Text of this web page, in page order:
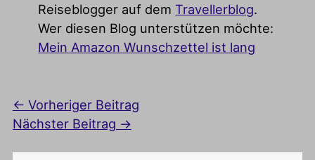
Reiseblogger auf dem Travellerblog.
Wer diesen Blog unterstützen möchte:
Mein Amazon Wunschzettel ist lang
← Vorheriger Beitrag
Nächster Beitrag →